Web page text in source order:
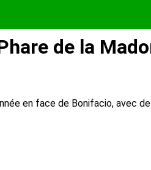
de la
en face de Bonifacio, avec